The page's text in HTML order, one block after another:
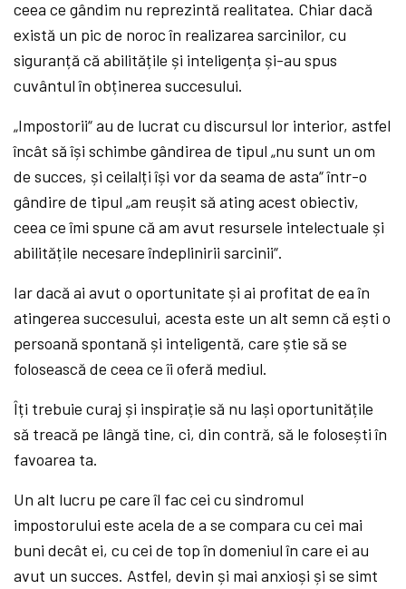
ceea ce gândim nu reprezintă realitatea. Chiar dacă
există un pic de noroc în realizarea sarcinilor, cu
siguranță că abilitățile și inteligența și-au spus
cuvântul în obținerea succesului.
„Impostorii“ au de lucrat cu discursul lor interior, astfel
încât să își schimbe gândirea de tipul „nu sunt un om
de succes, și ceilalți își vor da seama de asta“ într-o
gândire de tipul „am reușit să ating acest obiectiv,
ceea ce îmi spune că am avut resursele intelectuale și
abilitățile necesare îndeplinirii sarcinii“.
Iar dacă ai avut o oportunitate și ai profitat de ea în
atingerea succesului, acesta este un alt semn că ești o
persoană spontană și inteligentă, care știe să se
folosească de ceea ce îi oferă mediul.
Îți trebuie curaj și inspirație să nu lași oportunitățile
să treacă pe lângă tine, ci, din contră, să le folosești în
favoarea ta.
Un alt lucru pe care îl fac cei cu sindromul
impostorului este acela de a se compara cu cei mai
buni decât ei, cu cei de top în domeniul în care ei au
avut un succes. Astfel, devin și mai anxioși și se simt